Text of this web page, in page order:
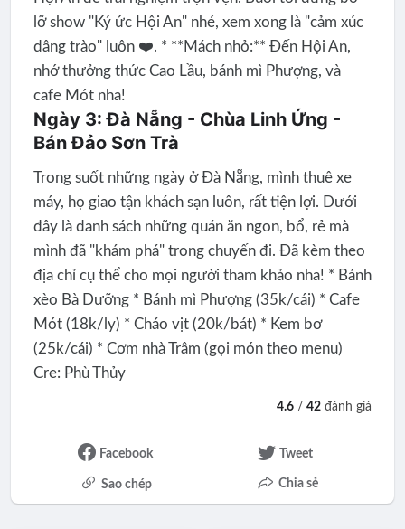
lỡ show "Ký ức Hội An" nhé, xem xong là "cảm xúc
dâng trào" luôn ❤️. * **Mách nhỏ:** Đến Hội An,
nhớ thưởng thức Cao Lầu, bánh mì Phượng, và
cafe Mót nha!
Ngày 3: Đà Nẵng - Chùa Linh Ứng -
Bán Đảo Sơn Trà
Trong suốt những ngày ở Đà Nẵng, mình thuê xe
máy, họ giao tận khách sạn luôn, rất tiện lợi. Dưới
đây là danh sách những quán ăn ngon, bổ, rẻ mà
mình đã "khám phá" trong chuyến đi. Đã kèm theo
địa chỉ cụ thể cho mọi người tham khảo nha! * Bánh
xèo Bà Dưỡng * Bánh mì Phượng (35k/cái) * Cafe
Mót (18k/ly) * Cháo vịt (20k/bát) * Kem bơ
(25k/cái) * Cơm nhà Trâm (gọi món theo menu)
Cre: Phù Thủy
4.6 /42 đánh giá
Facebook Tweet
Sao chép Chia sẻ